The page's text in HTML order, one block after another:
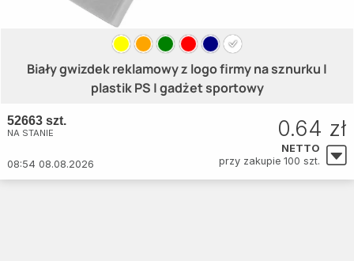
Biały gwizdek reklamowy z logo firmy na sznurku |
plastik PS | gadżet sportowy
52663 szt.
NA STANIE
08:54 08.08.2026
0.64 zł
NETTO
przy zakupie 100 szt.